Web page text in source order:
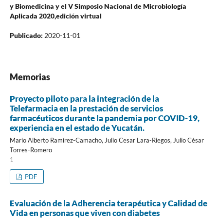
y Biomedicina y el V Simposio Nacional de Microbiología
Aplicada 2020,edición virtual
Publicado: 2020-11-01
Memorias
Proyecto piloto para la integración de la
Telefarmacia en la prestación de servicios
farmacéuticos durante la pandemia por COVID-19,
experiencia en el estado de Yucatán.
Mario Alberto Ramírez-Camacho, Julio Cesar Lara-Riegos, Julio César
Torres-Romero
1
PDF
Evaluación de la Adherencia terapéutica y Calidad de
Vida en personas que viven con diabetes